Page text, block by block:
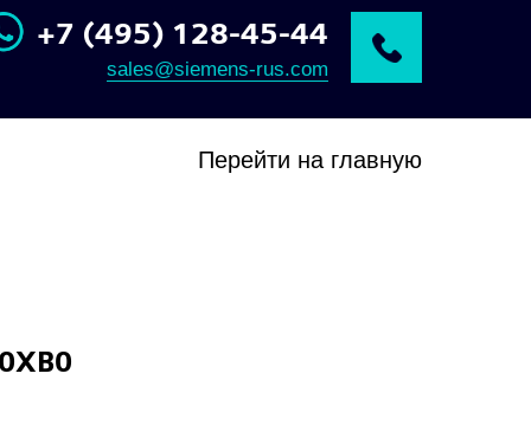
+7 (495) 128-45-44
sales@siemens-rus.com
Перейти на главную